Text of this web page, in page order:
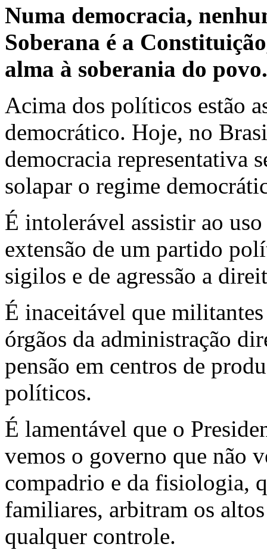
Numa democracia,
Soberana é a
alma à soberania do povo.
Acima dos políticos estão
democrático. Hoje, no
democracia representativa
solapar o regime
É intolerável assistir ao
extensão de um partido
sigilos e de agressão a
É inaceitável que
órgãos da administração
pensão em centros de
políticos.
É lamentável que o
vemos o governo que não
compadrio e da fisiologia,
familiares, arbitram os
qualquer controle.